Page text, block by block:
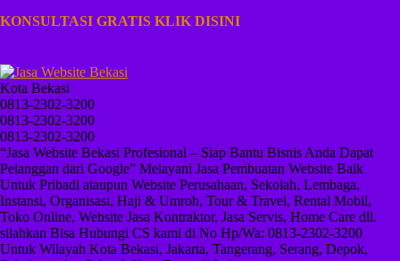
KONSULTASI GRATIS KLIK DISINI
Kota Bekasi
0813-2302-3200
0813-2302-3200
0813-2302-3200
“Jasa Website Bekasi Profesional – Siap Bantu Bisnis Anda Dapat
Pelanggan dari Google” Melayani Jasa Pembuatan Website Baik
Untuk Pribadi ataupun Website Perusahaan, Sekolah, Lembaga,
Instansi, Organisasi, Haji & Umroh, Tour & Travel, Rental Mobil,
Toko Online, Website Jasa Kontraktor, Jasa Servis, Home Care dll.
silahkan Bisa Hubungi CS kami di No Hp/Wa: 0813-2302-3200
Untuk Wilayah Kota Bekasi, Jakarta, Tangerang, Serang, Depok,